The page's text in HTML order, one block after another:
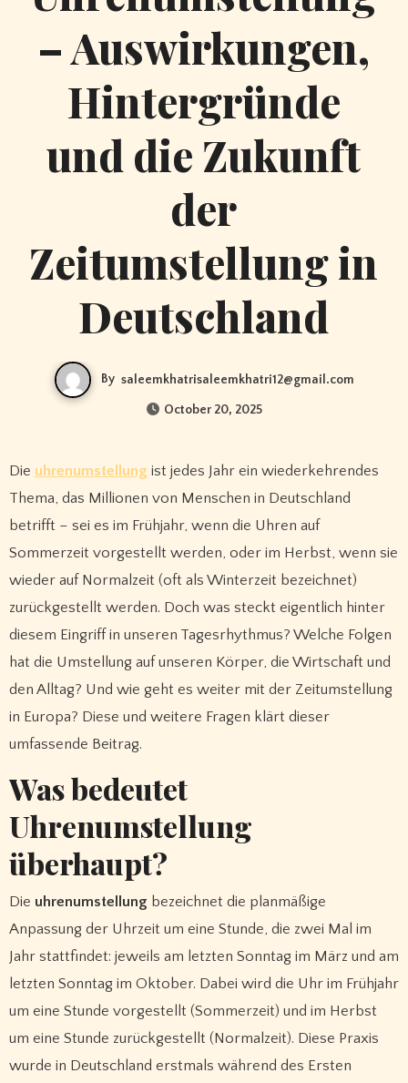
– Auswirkungen,
Hintergründe
und die Zukunft
der
Zeitumstellung in
Deutschland
By saleemkhatrisaleemkhatri12@gmail.com
October 20, 2025
Die uhrenumstellung ist jedes Jahr ein wiederkehrendes
Thema, das Millionen von Menschen in Deutschland
betrifft – sei es im Frühjahr, wenn die Uhren auf
Sommerzeit vorgestellt werden, oder im Herbst, wenn sie
wieder auf Normalzeit (oft als Winterzeit bezeichnet)
zurückgestellt werden. Doch was steckt eigentlich hinter
diesem Eingriff in unseren Tagesrhythmus? Welche Folgen
hat die Umstellung auf unseren Körper, die Wirtschaft und
den Alltag? Und wie geht es weiter mit der Zeitumstellung
in Europa? Diese und weitere Fragen klärt dieser
umfassende Beitrag.
Was bedeutet
Uhrenumstellung
überhaupt?
Die uhrenumstellung bezeichnet die planmäßige
Anpassung der Uhrzeit um eine Stunde, die zwei Mal im
Jahr stattfindet: jeweils am letzten Sonntag im März und am
letzten Sonntag im Oktober. Dabei wird die Uhr im Frühjahr
um eine Stunde vorgestellt (Sommerzeit) und im Herbst
um eine Stunde zurückgestellt (Normalzeit). Diese Praxis
wurde in Deutschland erstmals während des Ersten